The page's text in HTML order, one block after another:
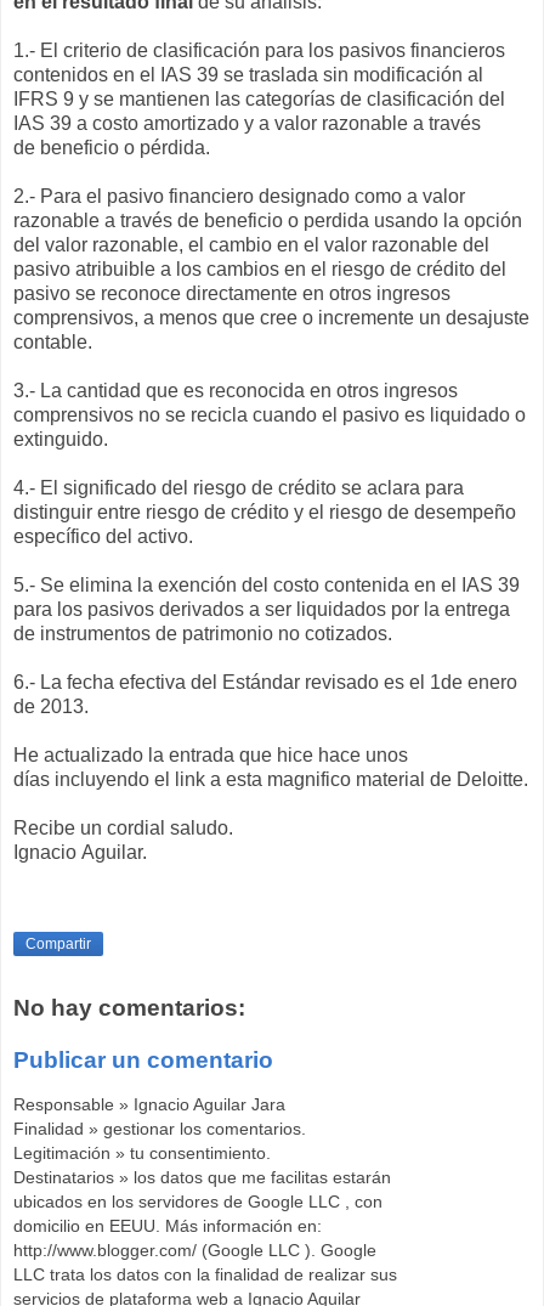
1.- El criterio de clasificación para los pasivos financieros
contenidos en el IAS 39 se traslada sin modificación al
IFRS 9 y se mantienen las categorías de clasificación del
IAS 39 a costo amortizado y a valor razonable a través
de beneficio o pérdida.
2.- Para el pasivo financiero designado como a valor
razonable a través de beneficio o perdida usando la opción
del valor razonable, el cambio en el valor razonable del
pasivo atribuible a los cambios en el riesgo de crédito del
pasivo se reconoce directamente en otros ingresos
comprensivos, a menos que cree o incremente un desajuste
contable.
3.- La cantidad que es reconocida en otros ingresos
comprensivos no se recicla cuando el pasivo es liquidado o
extinguido.
4.- El significado del riesgo de crédito se aclara para
distinguir entre riesgo de crédito y el riesgo de desempeño
específico del activo.
5.- Se elimina la exención del costo contenida en el IAS 39
para los pasivos derivados a ser liquidados por la entrega
de instrumentos de patrimonio no cotizados.
6.- La fecha efectiva del Estándar revisado es el 1de enero
de 2013.
He actualizado la entrada que hice hace unos
días incluyendo el link a esta magnifico material de Deloitte.
Recibe un cordial saludo.
Ignacio Aguilar.
Compartir
No hay comentarios:
Publicar un comentario
Responsable » Ignacio Aguilar Jara
Finalidad » gestionar los comentarios.
Legitimación » tu consentimiento.
Destinatarios » los datos que me facilitas estarán
ubicados en los servidores de Google LLC , con
domicilio en EEUU. Más información en:
http://www.blogger.com/ (Google LLC ). Google
LLC trata los datos con la finalidad de realizar sus
servicios de plataforma web a Ignacio Aguilar